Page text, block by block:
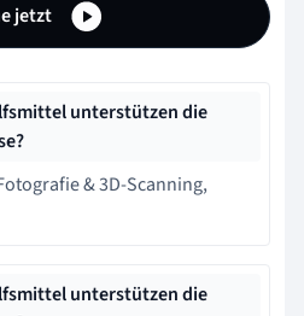
jetzt
unterstützen die
& 3D-Scanning,
unterstützen die